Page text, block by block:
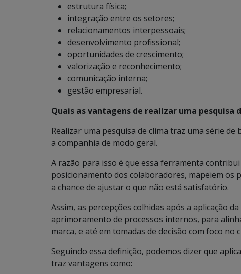
estrutura física;
integração entre os setores;
relacionamentos interpessoais;
desenvolvimento profissional;
oportunidades de crescimento;
valorização e reconhecimento;
comunicação interna;
gestão empresarial.
Quais as vantagens de realizar uma pesquisa
Realizar uma pesquisa de clima traz uma série
a companhia de modo geral.
A razão para isso é que essa ferramenta
posicionamento dos colaboradores, mapeiem
a chance de ajustar o que não está satisfatório.
Assim, as percepções colhidas após a aplicação
aprimoramento de processos internos, para
marca, e até em tomadas de decisão com foco no
Seguindo essa definição, podemos dizer que
traz vantagens como: